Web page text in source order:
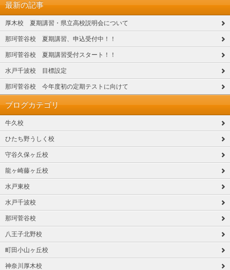
最新の記事
厚木校 夏期講習・県立高校説明会について
那珂菅谷校 夏期講習、申込受付中！！
那珂菅谷校 夏期講習受付スタート！！
水戸千波校 目標設定
那珂菅谷校 今年度初の定期テストに向けて
ブログカテゴリ
牛久校
ひたち野うしく校
守谷久保ヶ丘校
龍ヶ崎藤ヶ丘校
水戸東校
水戸千波校
那珂菅谷校
八王子北野校
町田小山ヶ丘校
神奈川厚木校